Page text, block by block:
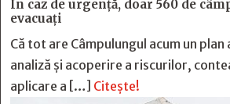
În caz de urgență, doar 560 de
evacuați
Că tot are Câmpulungul acum un
analiză și acoperire a riscurilor,
aplicare a […] Citește!